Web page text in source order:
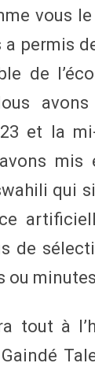
vous
permis
de
et la
mis
qui
de
ou
tout à